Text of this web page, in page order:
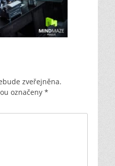
zveřejněna.
označeny *